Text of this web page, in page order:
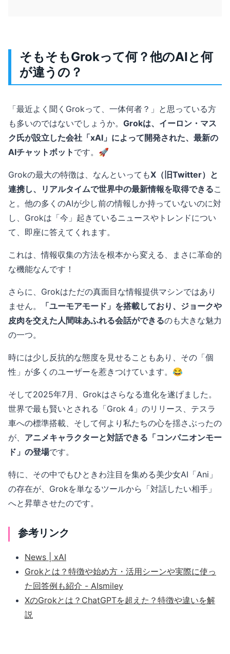
そもそもGrokって何？他のAIと何
が違うの？
「最近よく聞くGrokって、一体何者？」と思っている方
も多いのではないでしょうか。 Grokは、イーロン・マス
ク氏が設立した会社「xAI」によって開発された、最新の
AIチャットボット です。🚀
Grokの最大の特徴は、なんといってもX（旧Twitter）と
連携し、リアルタイムで世界中の最新情報を取得できるこ
と。他の多くのAIが少し前の情報しか持っていないのに対
し、Grokは「今」起きているニュースやトレンドについ
て、即座に答えてくれます。
これは、情報収集の方法を根本から変える、まさに革命的
な機能なんです！
さらに、Grokはただの真面目な情報提供マシンではあり
ません。
「ユーモアモード」を搭載しており、ジョークや
皮肉を交えた人間味あふれる会話ができるのも大きな魅力
の一つ。
時には少し反抗的な態度を見せることもあり、その「個
性」が多くのユーザーを惹きつけています。😂
そして2025年7月、Grokはさらなる進化を遂げました。
世界で最も賢いとされる「Grok 4」のリリース、テスラ
車への標準搭載、そして何より私たちの心を揺さぶったの
が、 アニメキャラクターと対話できる「コンパニオンモー
ド」の登場です。
特に、その中でもひときわ注目を集める美少女AI「Ani」
の存在が、Grokを単なるツールから「対話したい相手」
へと昇華させたのです。
参考リンク
News | xAI
Grokとは？特徴や始め方・活用シーンや実際に使っ
た回答例も紹介 - AIsmiley
XのGrokとは？ChatGPTを超えた？特徴や違いを解
説